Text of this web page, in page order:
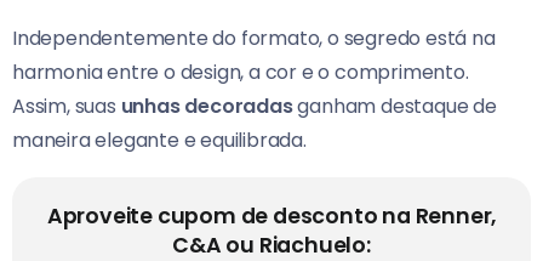
Independentemente do formato, o segredo está na
harmonia entre o design, a cor e o comprimento.
Assim, suas unhas decoradasganham destaque de
maneira elegante e equilibrada.
Aproveite cupom de desconto na Renner,
C&A ou Riachuelo: